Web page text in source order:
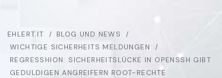
EHLERT.IT
BLOG UND NEWS
WICHTIGE SICHERHEITS MELDUNGEN
REGRESSHION: SICHERHEITSLÜCKE IN OPENSSH GIBT
GEDULDIGEN ANGREIFERN ROOT-RECHTE